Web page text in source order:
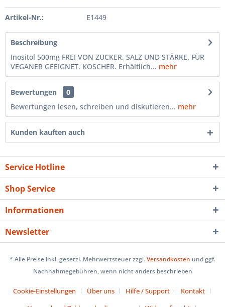
Artikel-Nr.: E1449
Beschreibung
Inositol 500mg FREI VON ZUCKER, SALZ UND STÄRKE. FÜR
VEGANER GEEIGNET. KOSCHER. Erhältlich... mehr
Bewertungen
0
Bewertungen lesen, schreiben und diskutieren... mehr
Kunden kauften auch
Service Hotline
Shop Service
Informationen
Newsletter
* Alle Preise inkl. gesetzl. Mehrwertsteuer zzgl.Versandkosten und ggf.
Nachnahmegebühren, wenn nicht anders beschrieben
Cookie-Einstellungen Über uns Hilfe / Support
Kontakt